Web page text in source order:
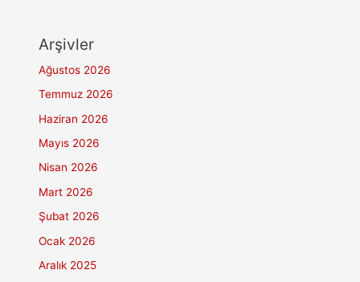
Arşivler
Ağustos 2026
Temmuz 2026
Haziran 2026
Mayıs 2026
Nisan 2026
Mart 2026
Şubat 2026
Ocak 2026
Aralık 2025